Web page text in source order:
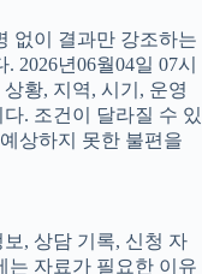
없이 결과만 강조하는
2026년06월04일 07시
황, 지역, 시기, 운영
. 조건이 달라질 수 있
상하지 못한 불편을
, 상담 기록, 신청 자
는 자료가 필요한 이유